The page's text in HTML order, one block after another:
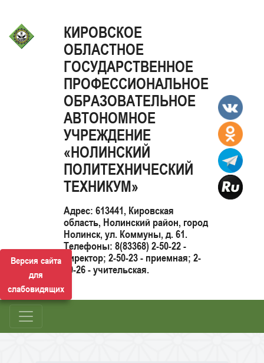
Версия сайта
для
слабовидящих
КИРОВСКОЕ
ОБЛАСТНОЕ
ГОСУДАРСТВЕННОЕ
ПРОФЕССИОНАЛЬНОЕ
ОБРАЗОВАТЕЛЬНОЕ
АВТОНОМНОЕ
УЧРЕЖДЕНИЕ
«НОЛИНСКИЙ
ПОЛИТЕХНИЧЕСКИЙ
ТЕХНИКУМ»
Адрес: 613441, Кировская
область, Нолинский район, город
Нолинск, ул. Коммуны, д. 61.
Телефоны: 8(83368) 2-50-22 -
директор; 2-50-23 - приемная; 2-
50-26 - учительская.